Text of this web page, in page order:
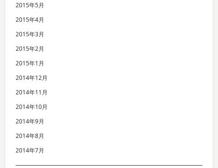
2015年5月
2015年4月
2015年3月
2015年2月
2015年1月
2014年12月
2014年11月
2014年10月
2014年9月
2014年8月
2014年7月